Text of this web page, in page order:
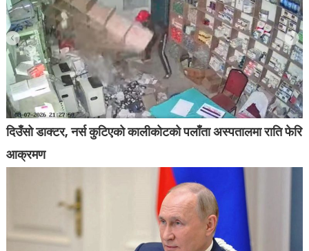
दिउँसो डाक्टर, नर्स कुटिएको कालीकोटको पलाँता अस्पतालमा राति फेरि
आक्रमण